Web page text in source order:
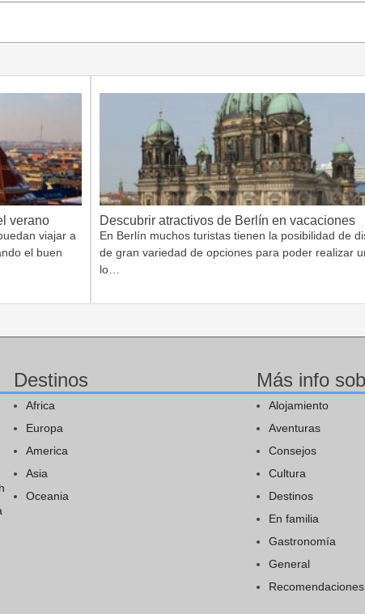
verano
viajar a
el buen
Descubrir atractivos de Berlín en vacaciones
En Berlín muchos turistas tienen la posibilidad de
de gran variedad de opciones para poder realizar
lo…
Destinos
Africa
Europa
America
Asia
Oceania
Más info
Alojamiento
Aventuras
Consejos
Cultura
Destinos
En familia
Gastronomía
General
Recomendaciones